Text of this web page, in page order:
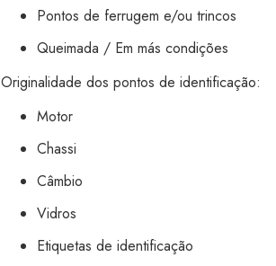
Pontos de ferrugem e/ou trincos
Queimada / Em más condições
Originalidade dos pontos de identificação:
Motor
Chassi
Câmbio
Vidros
Etiquetas de identificação